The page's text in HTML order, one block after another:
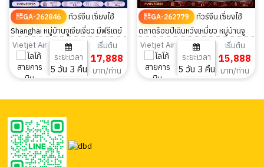
GA-262846
ทัวร์จีน เซี่ยงไฮ้
Shanghai หมู่บ้านจูเจียเจี่ยว มีฟรีเดย์
ไม่ลงร้าน 5 วัน 3 คืน
Vietjet Air
ระยะเวลา
5 วัน 3 คืน
เริ่มต้น
17,888
บาท/ท่าน
GA-262779
ทัวร์จีน เซี่ยงไฮ้
ตลาดร้อยปีเฉินหวังเหมี่ยว หมู่บ้านจู
เจียเจี่ยว มีฟรีเดย์ 5 วัน 3 คืน
Vietjet Air
ระยะเวลา
5 วัน 3 คืน
เริ่มต้น
15,888
บาท/ท่าน